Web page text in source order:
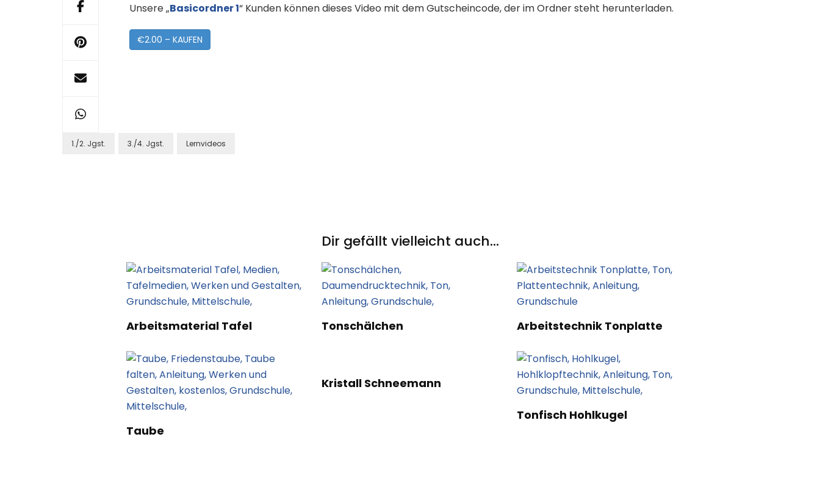
Unsere „Basicordner 1“ Kunden können dieses Video mit dem Gutscheincode, der im Ordner steht herunterladen.
€2.00 – KAUFEN
1./2. Jgst. 3./4. Jgst. Lernvideos
Dir gefällt vielleicht auch...
Arbeitsmaterial Tafel Tonschälchen Arbeitstechnik Tonplatte
Taube
Kristall Schneemann
Tonfisch Hohlkugel